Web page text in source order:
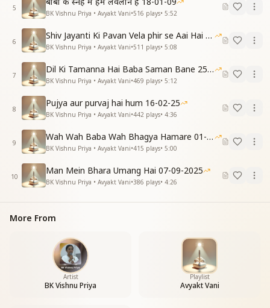
5
BK Vishnu Priya • Avyakt Vani•516 plays• 5:52
6
Shiv Jayanti Ki Pavan Vela phir se Aai Hai 23-02-2025
BK Vishnu Priya • Avyakt Vani•511 plays• 5:08
7
Dil Ki Tamanna Hai Baba Saman Bane 25-01-2026
BK Vishnu Priya • Avyakt Vani•469 plays• 5:12
8
Pujya aur purvaj hai hum 16-02-25
BK Vishnu Priya • Avyakt Vani•442 plays• 4:36
9
Wah Wah Baba Wah Bhagya Hamare 01-02-2026
BK Vishnu Priya • Avyakt Vani•415 plays• 5:00
10
Man Mein Bhara Umang Hai 07-09-2025
BK Vishnu Priya • Avyakt Vani•386 plays• 4:26
More From
Artist
BK Vishnu Priya
Playlist
Avyakt Vani